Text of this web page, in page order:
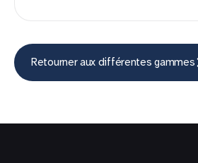
Retourner aux différentes gammes